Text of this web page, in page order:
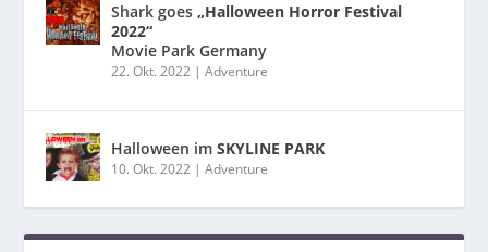
Shark goes„Halloween Horror Festival
2022“
Movie Park Germany
22. Okt. 2022 |Adventure
Halloween imSKYLINE PARK
10. Okt. 2022 |Adventure